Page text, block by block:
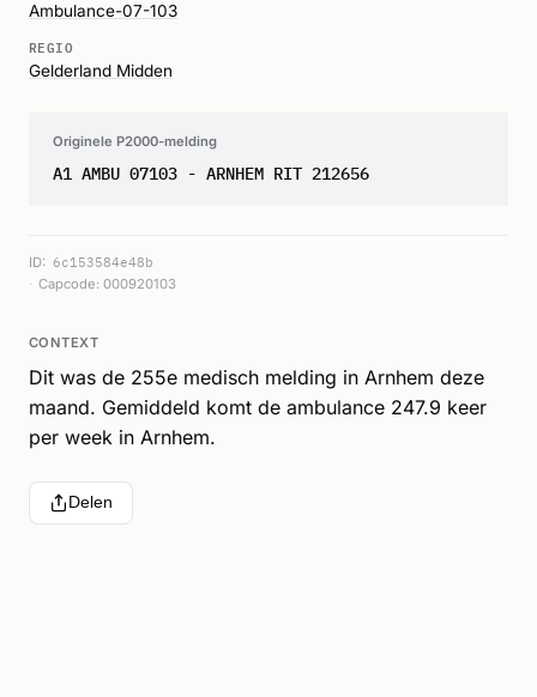
Ambulance-07-103
REGIO
Gelderland Midden
Originele P2000-melding
A1 AMBU 07103 - ARNHEM RIT 212656
ID: 6c153584e48b
Capcode: 000920103
CONTEXT
Dit was de 255e medisch melding in Arnhem deze
maand. Gemiddeld komt de ambulance 247.9 keer
per week in Arnhem.
Delen